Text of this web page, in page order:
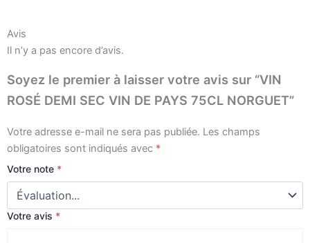
Avis
Il n’y a pas encore d’avis.
Soyez le premier à laisser votre avis sur “VIN
ROSÉ DEMI SEC VIN DE PAYS 75CL NORGUET”
Votre adresse e-mail ne sera pas publiée. Les champs
obligatoires sont indiqués avec *
Votre note *
Votre avis *